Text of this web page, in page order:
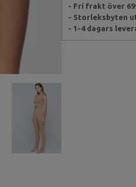
- Fri frakt över
- Storleksbyten
- 1-4 dagars